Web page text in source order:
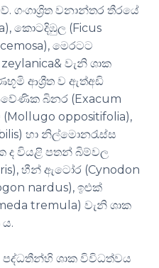
ගංගාශ්‍රිත වනාන්තර තීරයේ
කොටදිඹුල (Ficus
මෙරටට
වැනි ශාක
ආශ්‍රීත ව ඇත්අඩි
බිනර (Exacum
oppositifolia),
හා නිල්මොනරැස්ස
ද වියළි පතන් බිම්වල
හීන් ඇටෝර (Cynodon
nardus), ඉළුක්
tremula) වැනි ශාක
පද්ධතීන්හි ශාක විවිධත්වය